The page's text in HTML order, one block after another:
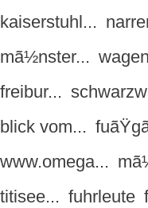
kaiserstuhl...
mã½nster...
freibur...
blick vom...
www.omega...
titisee... fuhrleute